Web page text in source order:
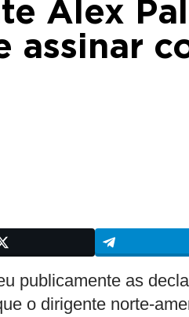
Alex
assinar
publicamente as
o dirigente norte-